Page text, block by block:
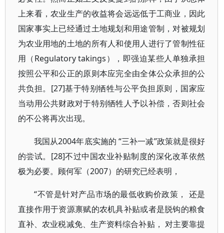
上来看，农业生产的收益将会远远低于工商业，因此
国家事实上已经通过土地规划和用途管制，对被规划
为农业用地的土地的所有人和使用人进行了管制性征
用（Regulatory takings），即强迫某些人单独承担
按照公平和公正的原则本应完全由全体公众承担的公
共负担。[27]基于特别牺牲与公平负担原则，国家应
当动用公共财政对于特别牺牲人予以补偿，否则社会
的不公将再次出现。
我国从2004年底实施的 “三补一减”政策就是很好
的尝试。[28]不过中国农业补贴制度的深化改革依然
极为必要。顾何军（2007）的研究已经表明，
“不管是针对产品市场的最低收购价政策， 还是
直接作用于资源禀赋的农机具补贴或者是脱钩的粮食
直补、农业税减免、生产资料综合补贴， 对主要靠提